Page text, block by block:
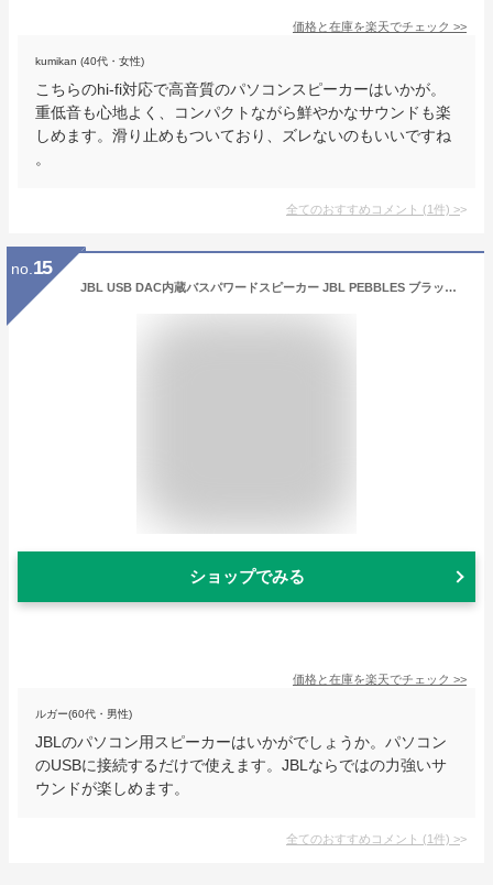
価格と在庫を楽天でチェック >>
kumikan (40代・女性)
こちらのhi-fi対応で高音質のパソコンスピーカーはいかが。
重低音も心地よく、コンパクトながら鮮やかなサウンドも楽
しめます。滑り止めもついており、ズレないのもいいですね
。
全てのおすすめコメント (1件) >
no. 15
JBL USB DAC内蔵バスパワードスピーカー JBL PEBBLES ブラック JBLPEBBLESBLKJN [JBLPEBBLESBLKJN]【RNH】
ショップでみる
価格と在庫を楽天でチェック >>
ルガー(60代・男性)
JBLのパソコン用スピーカーはいかがでしょうか。パソコン
のUSBに接続するだけで使えます。JBLならではの力強いサ
ウンドが楽しめます。
全てのおすすめコメント (1件) >